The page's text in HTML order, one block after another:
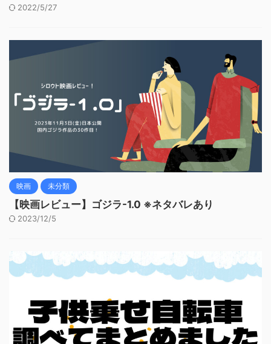
2022/5/27
映画 未分類
【映画レビュー】ゴジラ-1.0 ※ネタバレあり
2023/12/5